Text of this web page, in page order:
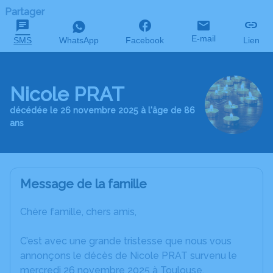
Partager
SMS WhatsApp Facebook E-mail Lien
Nicole PRAT
décédée le 26 novembre 2025 à l'âge de 86
ans
Message de la famille
Chère famille, chers amis,
C’est avec une grande tristesse que nous vous
annonçons le décès de Nicole PRAT survenu le
mercredi 26 novembre 2025 à Toulouse.